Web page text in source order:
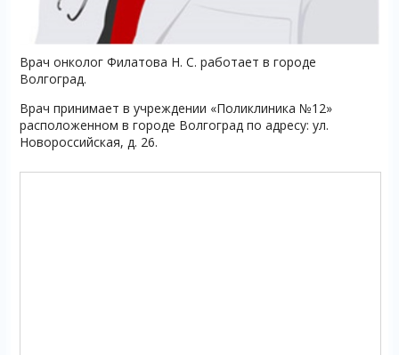
Врач онколог Филатова Н. С. работает в городе
Волгоград.
Врач принимает в учреждении «Поликлиника №12»
расположенном в городе Волгоград по адресу: ул.
Новороссийская, д. 26.